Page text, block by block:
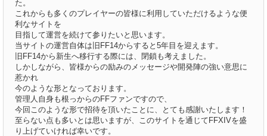
た。
これからも多くのプレイヤーの皆様に利用していただけるような便
利なサイトを
目指して運営を続けて参りたいと思います。
当サイトの運営自体は旧FF14からすると5年目を迎えます。
旧FF14から新生へ移行する際には、閉鎖も考えました。
しかしながら、皆様からの励みのメッセージや開発陣の強い意思に
惹かれ
今のような形となっております。
管理人自身も根っからのFFファンですので、
今回このような形で招待を頂いたことに、とても感謝いたします！
至らない点も多いとは思いますが、このサイトを通じてFFXIVを盛
り上げていければ幸いです。